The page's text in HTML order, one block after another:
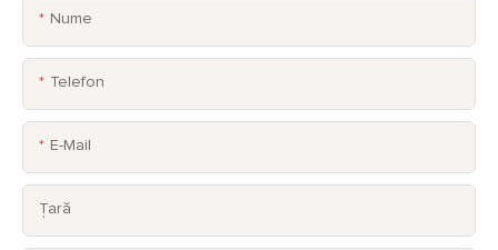
Nume
Telefon
E-Mail
Țară